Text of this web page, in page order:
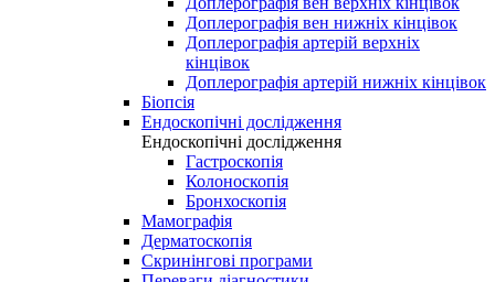
Доплерографія вен нижніх кінцівок
Доплерографія артерій верхніх
кінцівок
Доплерографія артерій нижніх кінцівок
Біопсія
Ендоскопічні дослідження
Ендоскопічні дослідження
Гастроскопія
Колоноскопія
Бронхоскопія
Мамографія
Дерматоскопія
Скринінгові програми